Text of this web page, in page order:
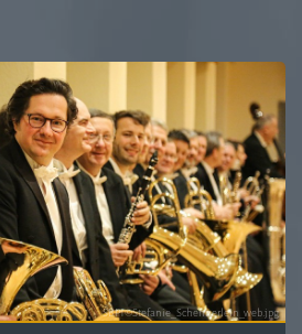
SBP1©Stefanie_Schennerlein_web.jpg